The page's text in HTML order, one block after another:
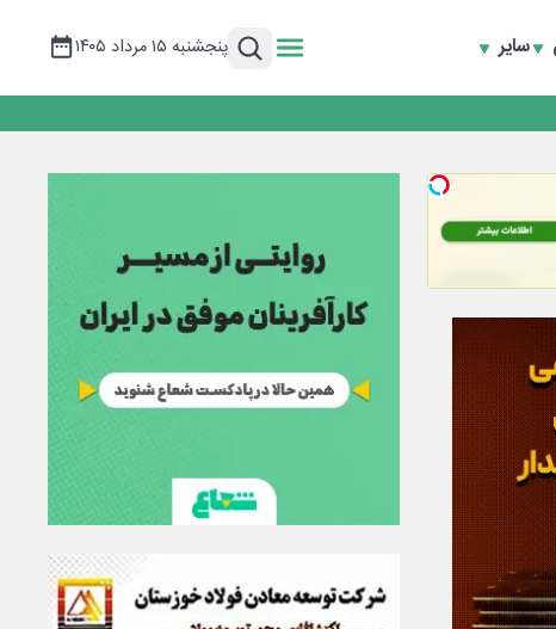
سایر پنجشنبه ۱۵ مرداد ۱۴۰۵